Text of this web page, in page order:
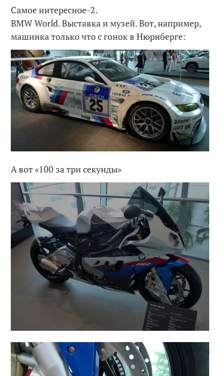
Самое интересное-2.
BMW World. Выставка и музей. Вот, например,
машинка только что с гонок в Нюрнберге:
А вот «100 за три секунды»